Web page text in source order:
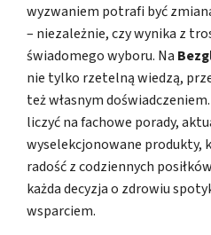
wyzwaniem potrafi być
– niezależnie, czy wynika z
świadomego wyboru. Na
nie tylko rzetelną wiedzą,
też własnym
liczyć na fachowe porady,
wyselekcjonowane produkty,
radość z codziennych
każda decyzja o zdrowiu
wsparciem.